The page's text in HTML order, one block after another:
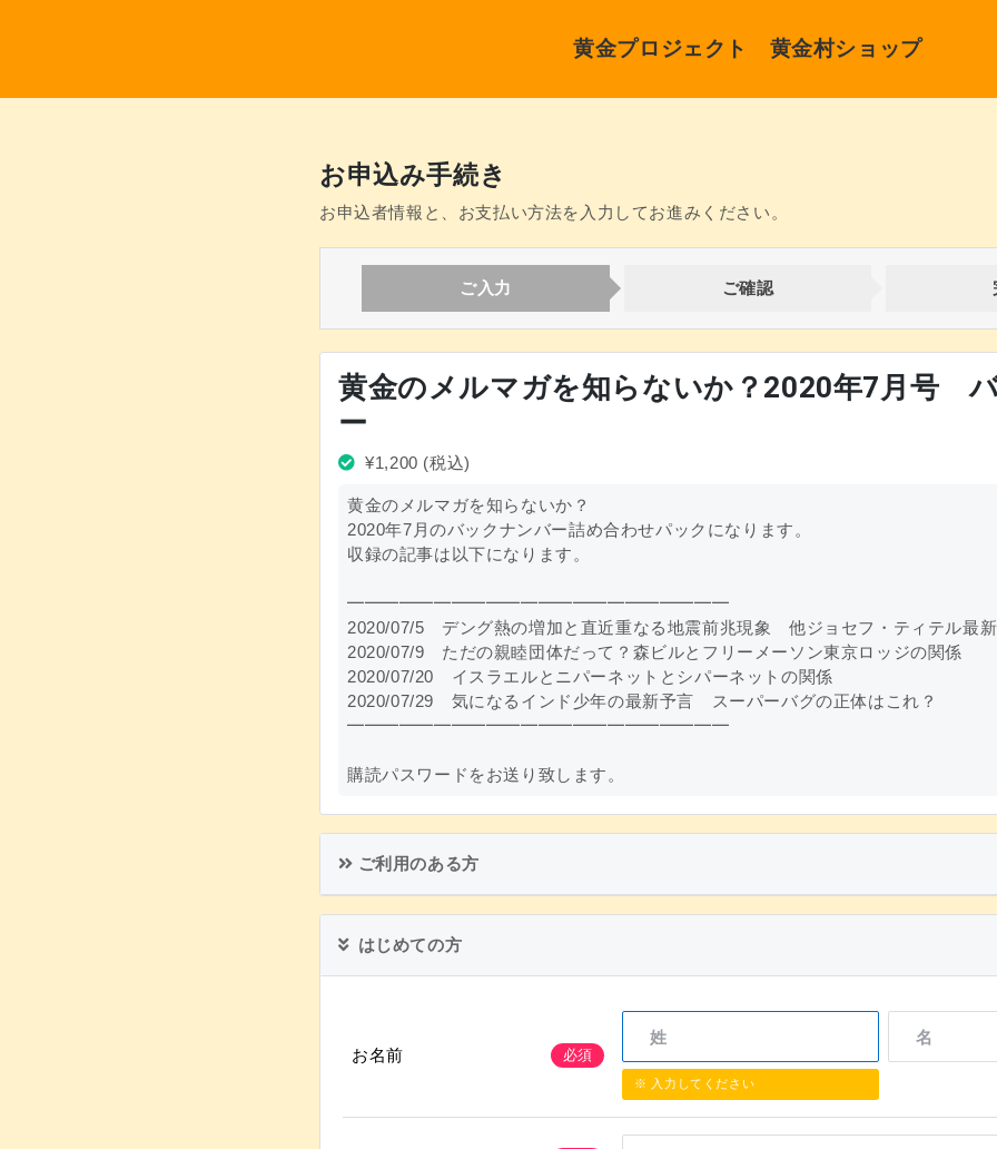
黄金プロジェクト 黄金村ショップ
お申込み手続き
お申込者情報と、お支払い方法を入力してお進みください。
ご入力 ご確認
黄金のメルマガを知らないか？2020年7月号
ー
¥1,200 (税込)
黄金のメルマガを知らないか？
2020年7月のバックナンバー詰め合わせパックになります。
収録の記事は以下になります。
━━━━━━━━━━━━━━━━━━━━━━
2020/07/5 デング熱の増加と直近重なる地震前兆現象 他ジョセフ・ティテル最
2020/07/9 ただの親睦団体だって？森ビルとフリーメーソン東京ロッジの関係
2020/07/20 イスラエルとニパーネットとシパーネットの関係
2020/07/29 気になるインド少年の最新予言 スーパーバグの正体はこれ？
━━━━━━━━━━━━━━━━━━━━━━
購読パスワードをお送り致します。
ご利用のある方
はじめての方
お名前 必須
※ 入力してください